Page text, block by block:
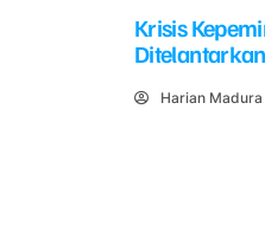
Krisis
Harian Madura